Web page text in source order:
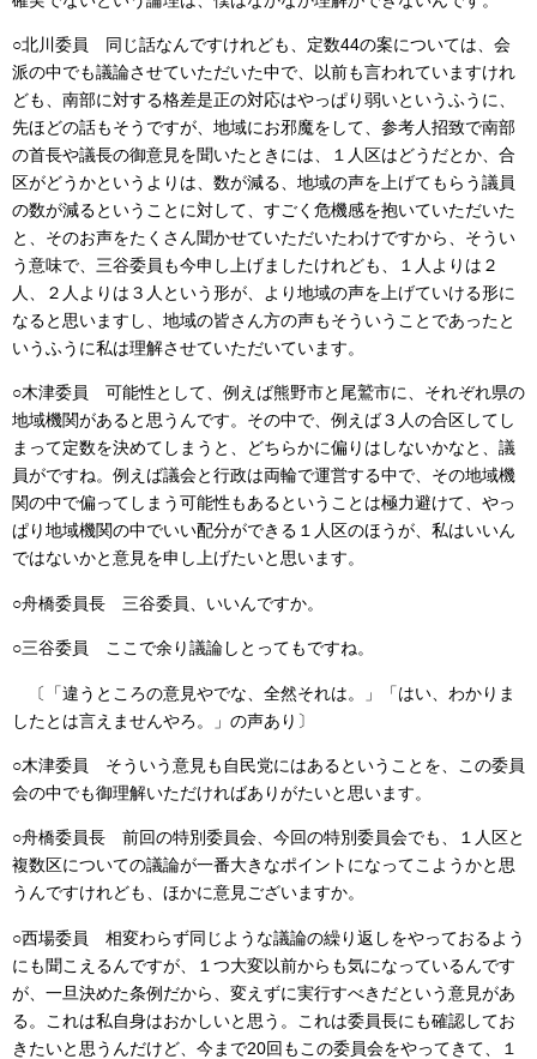
○北川委員 同じ話なんですけれども、定数44の案については、会
派の中でも議論させていただいた中で、以前も言われていますけれ
ども、南部に対する格差是正の対応はやっぱり弱いというふうに、
先ほどの話もそうですが、地域にお邪魔をして、参考人招致で南部
の首長や議長の御意見を聞いたときには、１人区はどうだとか、合
区がどうかというよりは、数が減る、地域の声を上げてもらう議員
の数が減るということに対して、すごく危機感を抱いていただいた
と、そのお声をたくさん聞かせていただいたわけですから、そうい
う意味で、三谷委員も今申し上げましたけれども、１人よりは２
人、２人よりは３人という形が、より地域の声を上げていける形に
なると思いますし、地域の皆さん方の声もそういうことであったと
いうふうに私は理解させていただいています。
○木津委員 可能性として、例えば熊野市と尾鷲市に、それぞれ県の
地域機関があると思うんです。その中で、例えば３人の合区してし
まって定数を決めてしまうと、どちらかに偏りはしないかなと、議
員がですね。例えば議会と行政は両輪で運営する中で、その地域機
関の中で偏ってしまう可能性もあるということは極力避けて、やっ
ぱり地域機関の中でいい配分ができる１人区のほうが、私はいいん
ではないかと意見を申し上げたいと思います。
○舟橋委員長 三谷委員、いいんですか。
○三谷委員 ここで余り議論しとってもですね。
〔「違うところの意見やでな、全然それは。」「はい、わかりま
したとは言えませんやろ。」の声あり〕
○木津委員 そういう意見も自民党にはあるということを、この委員
会の中でも御理解いただければありがたいと思います。
○舟橋委員長 前回の特別委員会、今回の特別委員会でも、１人区と
複数区についての議論が一番大きなポイントになってこようかと思
うんですけれども、ほかに意見ございますか。
○西場委員 相変わらず同じような議論の繰り返しをやっておるよう
にも聞こえるんですが、１つ大変以前からも気になっているんです
が、一旦決めた条例だから、変えずに実行すべきだという意見があ
る。これは私自身はおかしいと思う。これは委員長にも確認してお
きたいと思うんだけど、今まで20回もこの委員会をやってきて、１